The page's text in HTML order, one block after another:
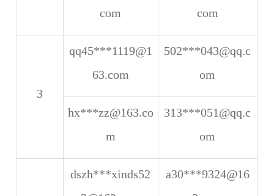
com
com
3
qq45***1119@1
63.com
502***043@qq.c
om
hx***zz@163.co
m
313***051@qq.c
om
dszh***xinds52
a30***9324@16